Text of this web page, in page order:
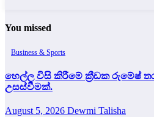
You missed
Business & Sports
හෙල්ල විසි කිරීමේ ක්‍රීඩක රුමේෂ්
උසස්වීමක්.
August 5, 2026 Dewmi Talisha